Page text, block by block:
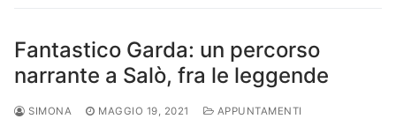
Fantastico Garda: un percorso
narrante a Salò, fra le leggende
SIMONA MAGGIO 19, 2021 APPUNTAMENTI